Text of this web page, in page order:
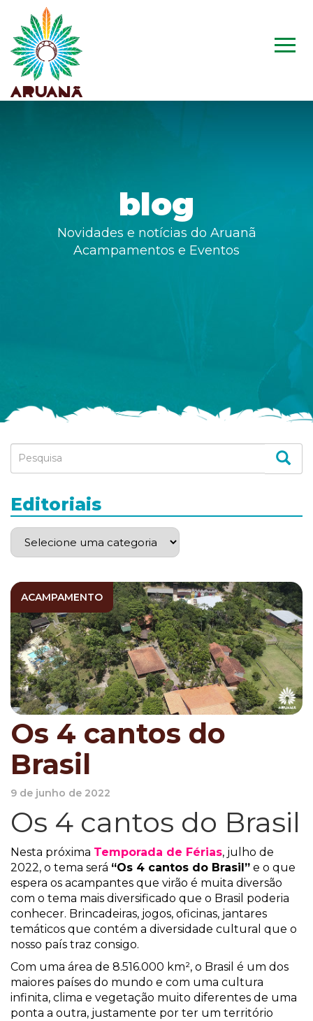
blog
Novidades e notícias do Aruanã
Acampamentos e Eventos
ACAMPAMENTO
Os 4 cantos do
Brasil
9 de junho de 2022
Os 4 cantos do Brasil
Nesta próxima Temporada de Férias, julho de
2022, o tema será “Os 4 cantos do Brasil” e o que
espera os acampantes que virão é muita diversão
com o tema mais diversificado que o Brasil poderia
conhecer. Brincadeiras, jogos, oficinas, jantares
temáticos que contém a diversidade cultural que o
nosso país traz consigo.
Com uma área de 8.516.000 km², o Brasil é um dos
maiores países do mundo e com uma cultura
infinita, clima e vegetação muito diferentes de uma
ponta a outra, justamente por ter um território
Editoriais